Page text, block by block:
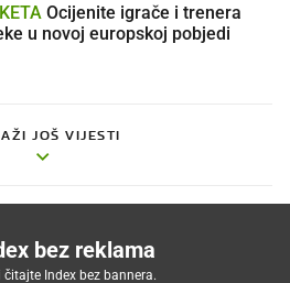
u novoj europskoj pobjedi
JOŠ VIJESTI
bez reklama
Index bez bannera.